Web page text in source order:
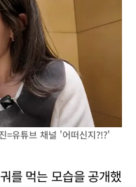
=유튜브 채널 '어떠신지?!?'
를 먹는 모습을 공개했